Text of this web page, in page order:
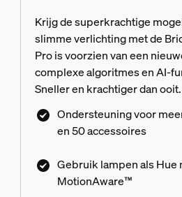
Krijg de superkrachtige
slimme verlichting met de
Pro is voorzien van een
complexe algoritmes en AI-
Sneller en krachtiger dan
een omgevingskleur met de
met kleurfunctie en handige
inbegrepen knop.
Ondersteuning voor
en 50 accessoires
Gebruik lampen als Hue
MotionAware™